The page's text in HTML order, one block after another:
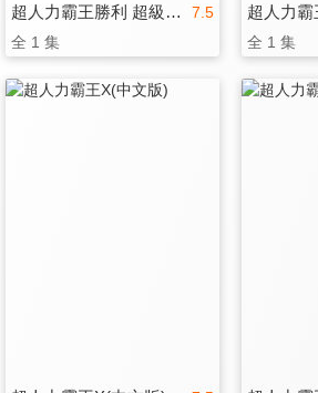
7.5
超人力霸王勝利 超級戰鬥
全 1 集 全 1 集